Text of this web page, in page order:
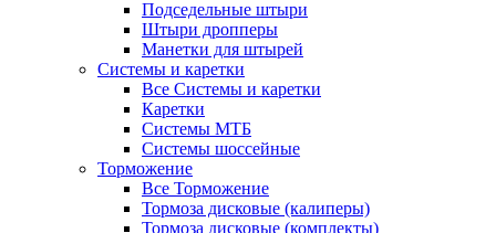
Подседельные штыри
Штыри дропперы
Манетки для штырей
Системы и каретки
Все Системы и каретки
Каретки
Системы МТБ
Системы шоссейные
Торможение
Все Торможение
Тормоза дисковые (калиперы)
Тормоза дисковые (комплекты)